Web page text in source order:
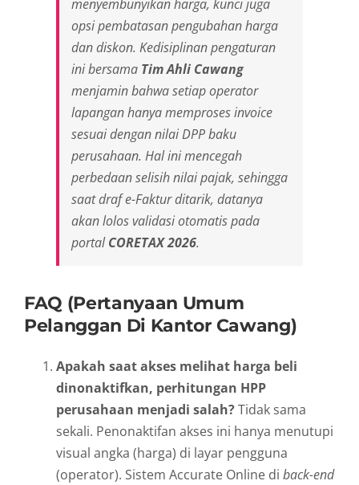
menyembunyikan harga, kunci juga
opsi pembatasan pengubahan harga
dan diskon. Kedisiplinan pengaturan
ini bersama Tim Ahli Cawang
menjamin bahwa setiap operator
lapangan hanya memproses invoice
sesuai dengan nilai DPP baku
perusahaan. Hal ini mencegah
perbedaan selisih nilai pajak, sehingga
saat draf e-Faktur ditarik, datanya
akan lolos validasi otomatis pada
portalCORETAX 2026.
FAQ (Pertanyaan Umum
Pelanggan Di Kantor Cawang)
Apakah saat akses melihat harga beli
dinonaktifkan, perhitungan HPP
perusahaan menjadi salah?Tidak sama
sekali. Penonaktifan akses ini hanya menutupi
visual angka (harga) di layar pengguna
(operator). Sistem Accurate Online di back-end